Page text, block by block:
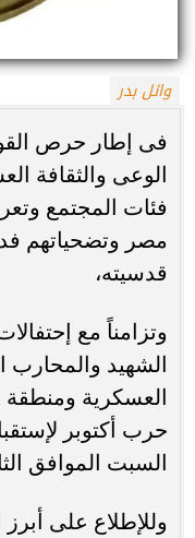
وائل بدر
فى إطار حرص
الوعى والثقافة
فئات المجتمع
مصر وتضحياتهم
قدسيته،
وتزامناً مع
الشهيد والمحارب
العسكرية
حرب أكتوبر
السبت الموافق
وللإطلاع على